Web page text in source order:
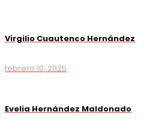
Virgilio Cuautenco Hernández
febrero 10, 2025
Evelia Hernández Maldonado